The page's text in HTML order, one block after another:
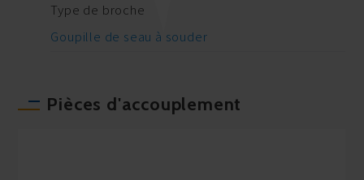
Type de broche
Goupille de seau à souder
Pièces d'accouplement